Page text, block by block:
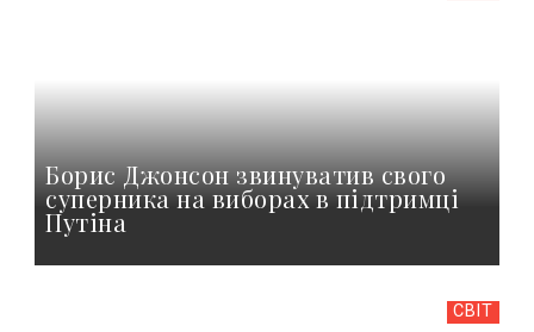
Борис Джонсон звинуватив свого
суперника на виборах в підтримці
Путіна
СВІТ